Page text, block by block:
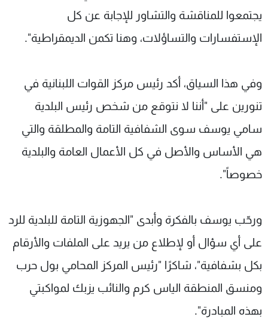
يجتمعوا للمناقشة والتشاور للإجابة عن كل
الإستفسارات والتساؤلات، وهنا تكمن الديمقراطية".
وفي هذا السياق، أكد رئيس مركز القوات اللبنانية في
تنورين على "أننا لا نتوقع من شخص رئيس البلدية
سامي يوسف سوى الشفافية التامة والمطلقة والتي
هي الأساس والأصل في كل الأعمال العامة والبلدية
خصوصاً".
ورحّب يوسف بالفكرة وأبدى "الجهوزية التامة للبلدية للرد
على أي سؤال أو لإطلاع من يريد على الملفات والأرقام
بكل بشفافية"، شاكرًا "رئيس المركز المحامي بول حرب
ومنسق المنطقة الياس كرم والنائب يزبك لمواكبتي
بهذه المبادرة".